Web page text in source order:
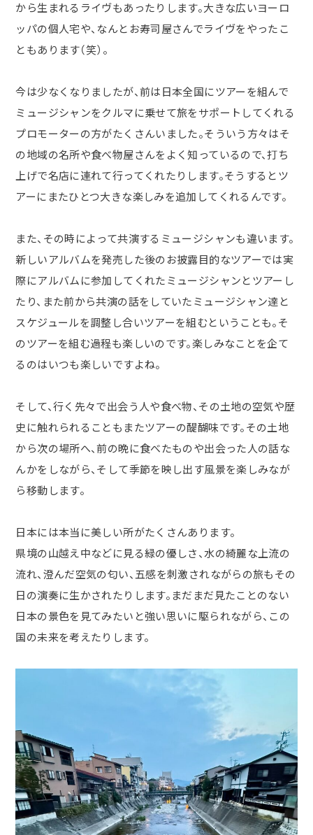
から生まれるライヴもあったりします。大きな広いヨーロ
ッパの個人宅や、なんとお寿司屋さんでライヴをやったこ
ともあります（笑）。
今は少なくなりましたが、前は日本全国にツアーを組んで
ミュージシャンをクルマに乗せて旅をサポートしてくれる
プロモーターの方がたくさんいました。そういう方々はそ
の地域の名所や食べ物屋さんをよく知っているので、打ち
上げで名店に連れて行ってくれたりします。そうするとツ
アーにまたひとつ大きな楽しみを追加してくれるんです。
また、その時によって共演するミュージシャンも違います。
新しいアルバムを発売した後のお披露目的なツアーでは実
際にアルバムに参加してくれたミュージシャンとツアーし
たり、また前から共演の話をしていたミュージシャン達と
スケジュールを調整し合いツアーを組むということも。そ
のツアーを組む過程も楽しいのです。楽しみなことを企て
るのはいつも楽しいですよね。
そして、行く先々で出会う人や食べ物、その土地の空気や歴
史に触れられることもまたツアーの醍醐味です。その土地
から次の場所へ、前の晩に食べたものや出会った人の話な
んかをしながら、そして季節を映し出す風景を楽しみなが
ら移動します。
日本には本当に美しい所がたくさんあります。
県境の山越え中などに見る緑の優しさ、水の綺麗な上流の
流れ、澄んだ空気の匂い、五感を刺激されながらの旅もその
日の演奏に生かされたりします。まだまだ見たことのない
日本の景色を見てみたいと強い思いに駆られながら、この
国の未来を考えたりします。